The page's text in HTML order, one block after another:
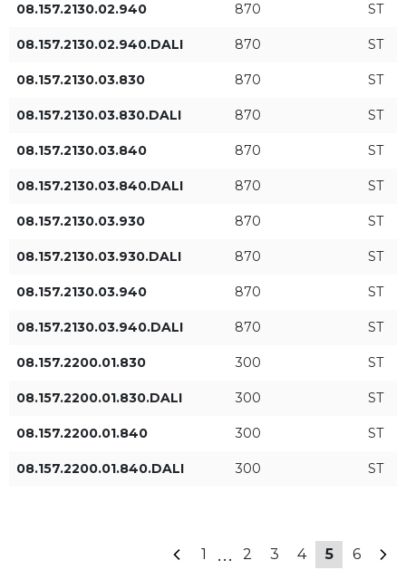
Leuchtenleistung [W] Leuchtenlichtstrom [lm]
ON/OFF
08.157.2130.02.940 870 ST
08.157.2130.02.940.DALI 870 ST
08.157.2130.03.830 870 ST
08.157.2130.03.830.DALI 870 ST
08.157.2130.03.840 870 ST
08.157.2130.03.840.DALI 870 ST
08.157.2130.03.930 870 ST
08.157.2130.03.930.DALI 870 ST
08.157.2130.03.940 870 ST
08.157.2130.03.940.DALI 870 ST
08.157.2200.01.830 300 ST
08.157.2200.01.830.DALI 300 ST
08.157.2200.01.840 300 ST
08.157.2200.01.840.DALI 300 ST
1 ... 2 3 4 5 6